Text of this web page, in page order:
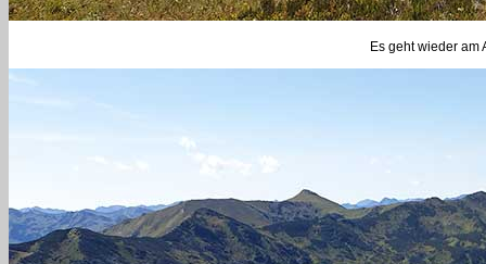
Es geht wieder am